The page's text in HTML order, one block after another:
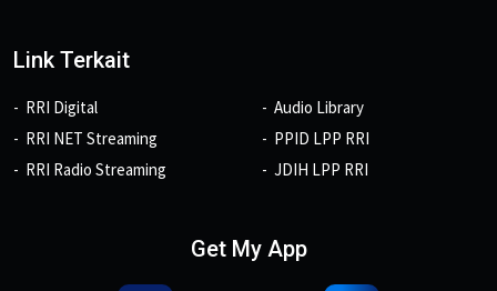
Link Terkait
RRI Digital
RRI NET Streaming
RRI Radio Streaming
Audio Library
PPID LPP RRI
JDIH LPP RRI
Get My App